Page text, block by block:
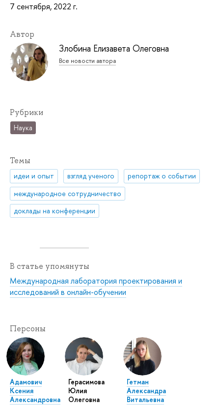
7 сентября, 2022 г.
Автор
Злобина Елизавета Олеговна
Все новости автора
Рубрики
Наука
Темы
идеи и опыт взгляд ученого
репортаж о событии
международное сотрудничество
доклады на конференции
В статье упомянуты
Международная лаборатория проектирования и
исследований в онлайн-обучении
Персоны
Адамович
Ксения
Александровна
Герасимова
Юлия
Олеговна
Гетман
Александра
Витальевна